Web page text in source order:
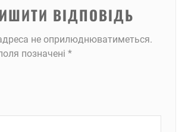
ВІДПОВІДЬ
не оприлюднюватиметься.
позначені *